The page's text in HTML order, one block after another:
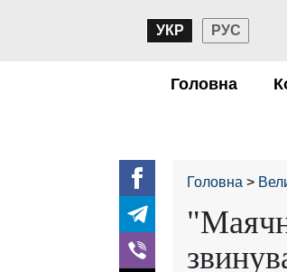
УКР РУС
Головна
Головна